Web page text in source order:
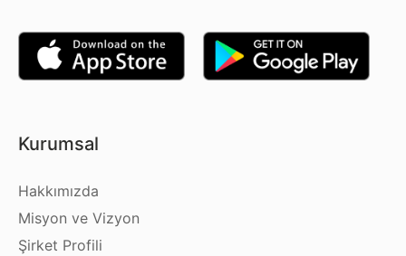
Kurumsal
Hakkımızda
Misyon ve Vizyon
Şirket Profili